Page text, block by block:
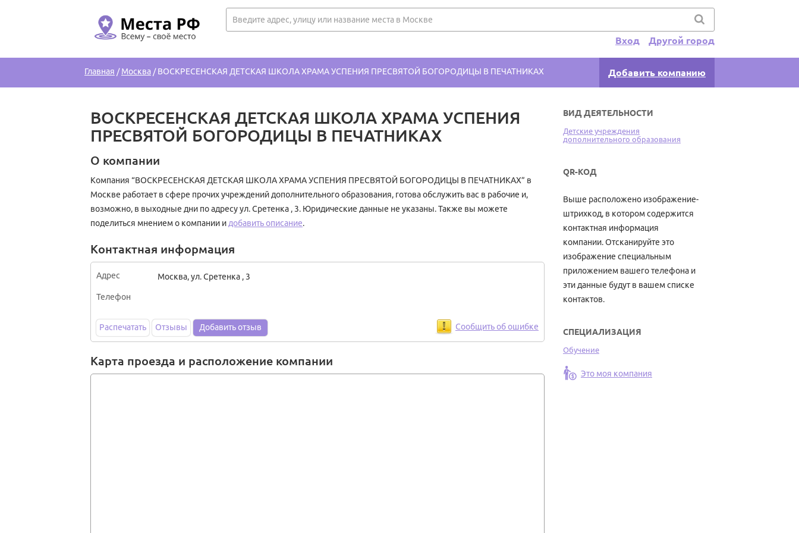
Другой город
Вход
Добавить компанию
Главная /Москва /ВОСКРЕСЕНСКАЯ ДЕТСКАЯ ШКОЛА ХРАМА УСПЕНИЯ ПРЕСВЯТОЙ БОГОРОДИЦЫ В ПЕЧАТНИКАХ
ВОСКРЕСЕНСКАЯ ДЕТСКАЯ ШКОЛА ХРАМА УСПЕНИЯ
ПРЕСВЯТОЙ БОГОРОДИЦЫ В ПЕЧАТНИКАХ
О компании
Компания “ВОСКРЕСЕНСКАЯ ДЕТСКАЯ ШКОЛА ХРАМА УСПЕНИЯ ПРЕСВЯТОЙ БОГОРОДИЦЫ В ПЕЧАТНИКАХ” в
Москве работает в сфере прочих учреждений дополнительного образования, готова обслужить вас в рабочие и,
возможно, в выходные дни по адресу ул. Сретенка , 3. Юридические данные не указаны. Также вы можете
поделиться мнением о компании идобавить описание.
Контактная информация
Адрес Москва,ул. Сретенка , 3
Телефон
Сообщить об ошибке
Распечатать Отзывы Добавить отзыв
Карта проезда и расположение компании
ВИД ДЕЯТЕЛЬНОСТИ
Детские учреждения
дополнительного образования
QR-КОД
Выше расположено изображение-
штрихкод, в котором содержится
контактная информация
компании. Отсканируйте это
изображение специальным
приложением вашего телефона и
эти данные будут в вашем списке
контактов.
СПЕЦИАЛИЗАЦИЯ
Обучение
Это моя компания